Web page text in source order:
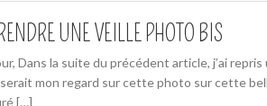
UNE VEILLE PHOTO BIS
Dans la suite du précédent article, j’ai
mon regard sur cette photo sur cette
[…]